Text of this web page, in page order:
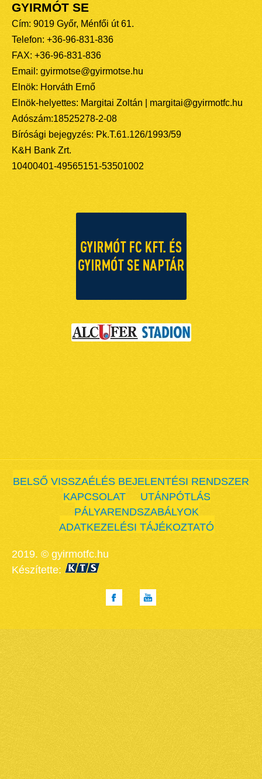
GYIRMÓT SE
Cím: 9019 Győr, Ménfői út 61.
Telefon: +36-96-831-836
FAX: +36-96-831-836
Email: gyirmotse@gyirmotse.hu
Elnök: Horváth Ernő
Elnök-helyettes: Margitai Zoltán | margitai@gyirmotfc.hu
Adószám:18525278-2-08
Bírósági bejegyzés: Pk.T.61.126/1993/59
K&H Bank Zrt.
10400401-49565151-53501002
BELSŐ VISSZAÉLÉS BEJELENTÉSI RENDSZER
KAPCSOLAT
UTÁNPÓTLÁS
PÁLYARENDSZABÁLYOK
ADATKEZELÉSI TÁJÉKOZTATÓ
2019. © gyirmotfc.hu
Készítette: